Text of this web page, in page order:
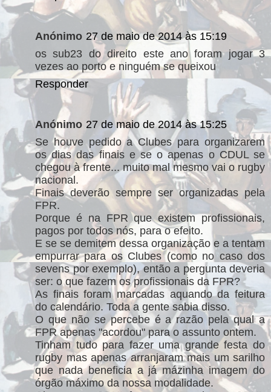
Anónimo 27 de maio de 2014 às 15:19
os sub23 do direito este ano foram jogar 3
vezes ao porto e ninguém se queixou
Responder
Anónimo 27 de maio de 2014 às 15:25
Se houve pedido a Clubes para organizarem
os dias das finais e se o apenas o CDUL se
chegou à frente... muito mal mesmo vai o rugby
nacional.
Finais deverão sempre ser organizadas pela
FPR.
Porque é na FPR que existem profissionais,
pagos por todos nós, para o efeito.
E se se demitem dessa organização e a tentam
empurrar para os Clubes (como no caso dos
sevens por exemplo), então a pergunta deveria
ser: o que fazem os profissionais da FPR?
As finais foram marcadas aquando da feitura
do calendário. Toda a gente sabia disso.
O que não se percebe é a razão pela qual a
FPR apenas "acordou" para o assunto ontem.
Tinham tudo para fazer uma grande festa do
rugby mas apenas arranjaram mais um sarilho
que nada beneficia a já mázinha imagem do
órgão máximo da nossa modalidade.